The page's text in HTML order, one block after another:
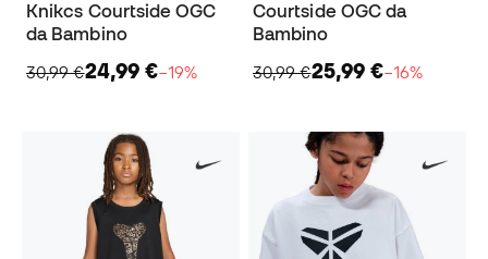
Knikcs Courtside OGC
da Bambino
30,99 €24,99 €−19%
Courtside OGC da
Bambino
30,99 €25,99 €−16%